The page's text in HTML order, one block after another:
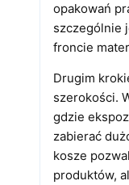
opakowań
szczególnie
froncie
Drugim
szerokości.
gdzie
zabierać
kosze
produktów,